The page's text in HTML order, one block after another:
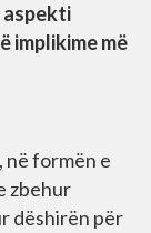
aspekti
implikime më
në formën e
zbehur
dëshirën për